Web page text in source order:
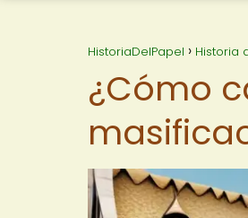
HistoriaDelPapel Historia
¿Cómo